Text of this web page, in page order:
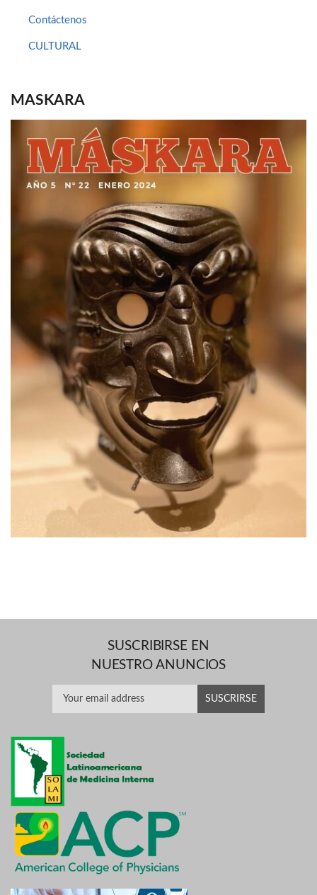
Contáctenos
CULTURAL
MASKARA
SUSCRIBIRSE EN
NUESTRO ANUNCIOS